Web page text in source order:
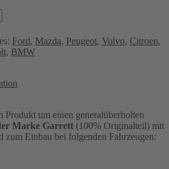
Ford, Mazda, Peugeot, Volvo, Citroen,
, BMW
Produkt um einen generalüberholten
Marke Garrett (100% Originalteil) mit
zum Einbau bei folgenden Fahrzeugen: